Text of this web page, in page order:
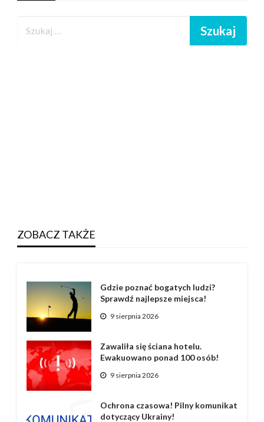
ZOBACZ TAKŻE
Gdzie poznać bogatych ludzi?
Sprawdź najlepsze miejsca!
9 sierpnia 2026
Zawaliła się ściana hotelu.
Ewakuowano ponad 100 osób!
9 sierpnia 2026
Ochrona czasowa! Pilny komunikat
dotyczący Ukrainy!